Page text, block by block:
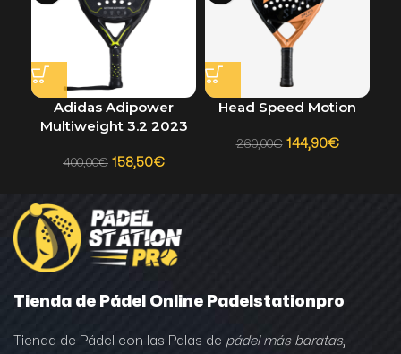
Adidas Adipower
Multiweight 3.2 2023
400,00€ 158,50€
Head Speed Motion
260,00€ 144,90€
Tienda de Pádel Online Padelstationpro
Tienda de Pádel con las Palas de pádel más baratas,